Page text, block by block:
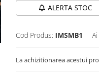
ALERTA STOC
Cod Produs: IMSMB1
La achizitionarea acestui